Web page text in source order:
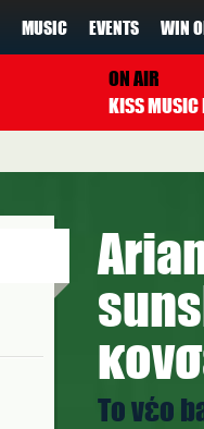
MUSIC EVENTS WIN
ON AIR
Το νέο